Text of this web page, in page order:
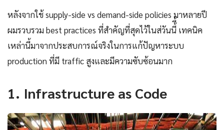
หลังจากใช้ supply-side vs demand-side policies มาหลายปี
ผมรวบรวม best practices ที่สำคัญที่สุดไว้ในส่วันนี้ี้ เทคนิค
เหล่านี้มาจากประสบการณ์จริงในการแก้ปัญหาระบบ
production ที่มี traffic สูงและมีความซับซ้อนมาก
1. Infrastructure as Code